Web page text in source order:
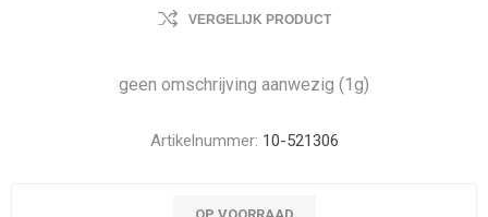
VERGELIJK PRODUCT
geen omschrijving aanwezig (1g)
Artikelnummer: 10-521306